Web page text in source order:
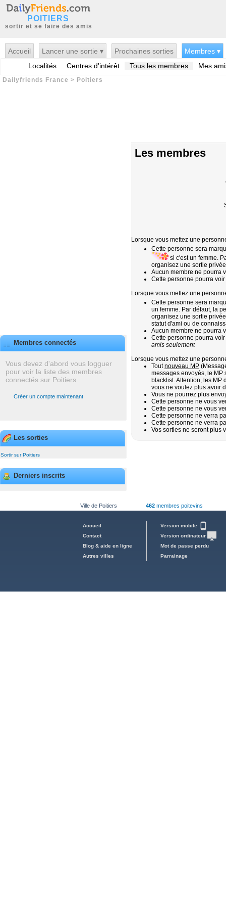
POITIERS
sortir et se faire des amis
Accueil Lancer une sortie ▾ Prochaines sorties
Membres ▾
Localités
Centres d'intérêt Tous les membres Mes
Dailyfriends France > Poitiers
Membres connectés
Vous devez d'abord vous logguer
pour voir la liste des membres
connectés sur Poitiers
Créer un compte maintenant
Les sorties
Sortir sur Poitiers
Derniers inscrits
Les membres
Lorsque vous mettez une
Cette personne sera
si c'est un femme.
organisez une sortie
Aucun membre ne pourra
Cette personne pourra
Lorsque vous mettez une
Cette personne sera
un femme. Par défaut, la
organisez une sortie
statut d'ami ou de
Aucun membre ne pourra
Cette personne pourra
amis seulement
Lorsque vous mettez une
Toutnouveau MP
messages envoyés, le
blacklist. Attention, les MP
vous ne voulez plus avoir
Vous ne pourrez plus
Cette personne ne vous
Cette personne ne vous
Cette personne ne verra
Cette personne ne verra
Vos sorties ne seront plus
Ville de Poitiers 462membres poitevins
Accueil
Contact
Blog & aide en ligne
Autres villes
Version mobile
Version ordinateur
Mot de passe perdu
Parrainage